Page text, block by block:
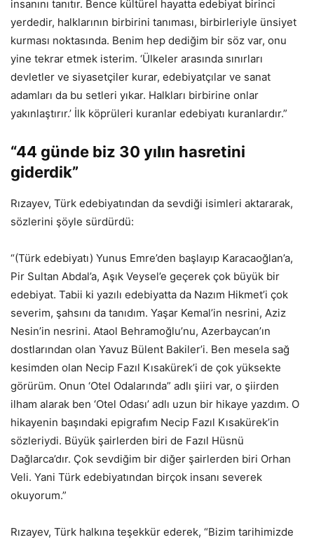
insanını tanıtır. Bence kültürel hayatta edebiyat birinci
yerdedir, halklarının birbirini tanıması, birbirleriyle ünsiyet
kurması noktasında. Benim hep dediğim bir söz var, onu
yine tekrar etmek isterim. ‘Ülkeler arasında sınırları
devletler ve siyasetçiler kurar, edebiyatçılar ve sanat
adamları da bu setleri yıkar. Halkları birbirine onlar
yakınlaştırır.’ İlk köprüleri kuranlar edebiyatı kuranlardır.”
“44 günde biz 30 yılın hasretini
giderdik”
Rızayev, Türk edebiyatından da sevdiği isimleri aktararak,
sözlerini şöyle sürdürdü:
“(Türk edebiyatı) Yunus Emre’den başlayıp Karacaoğlan’a,
Pir Sultan Abdal’a, Aşık Veysel’e geçerek çok büyük bir
edebiyat. Tabii ki yazılı edebiyatta da Nazım Hikmet’i çok
severim, şahsını da tanıdım. Yaşar Kemal’in nesrini, Aziz
Nesin’in nesrini. Ataol Behramoğlu’nu, Azerbaycan’ın
dostlarından olan Yavuz Bülent Bakiler’i. Ben mesela sağ
kesimden olan Necip Fazıl Kısakürek’i de çok yüksekte
görürüm. Onun ‘Otel Odalarında” adlı şiiri var, o şiirden
ilham alarak ben ‘Otel Odası’ adlı uzun bir hikaye yazdım. O
hikayenin başındaki epigrafım Necip Fazıl Kısakürek’in
sözleriydi. Büyük şairlerden biri de Fazıl Hüsnü
Dağlarca’dır. Çok sevdiğim bir diğer şairlerden biri Orhan
Veli. Yani Türk edebiyatından birçok insanı severek
okuyorum.”
Rızayev, Türk halkına teşekkür ederek, “Bizim tarihimizde